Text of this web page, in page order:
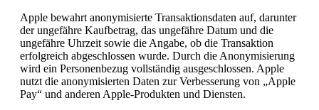
Apple bewahrt anonymisierte Transaktionsdaten auf, darunter
der ungefähre Kaufbetrag, das ungefähre Datum und die
ungefähre Uhrzeit sowie die Angabe, ob die Transaktion
erfolgreich abgeschlossen wurde. Durch die Anonymisierung
wird ein Personenbezug vollständig ausgeschlossen. Apple
nutzt die anonymisierten Daten zur Verbesserung von „Apple
Pay“ und anderen Apple-Produkten und Diensten.